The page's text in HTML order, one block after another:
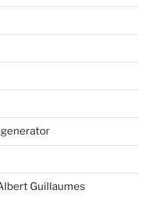
Guillaumes